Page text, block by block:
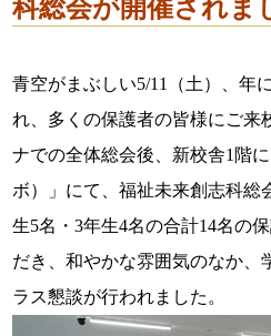
科総会が開催されま
青空がまぶしい5/11（土）、年
れ、多くの保護者の皆様にご来
ナでの全体総会後、新校舎1階
ボ）」にて、福祉未来創志科総
生5名・3年生4名の合計14名の
だき、和やかな雰囲気のなか、
ラス懇談が行われました。